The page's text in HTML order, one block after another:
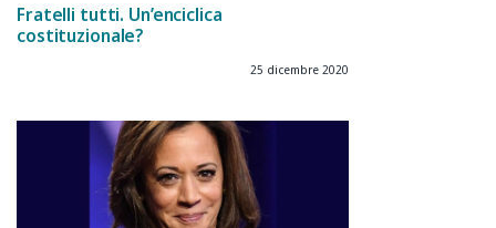
Fratelli tutti. Un’enciclica
costituzionale?
25 dicembre 2020